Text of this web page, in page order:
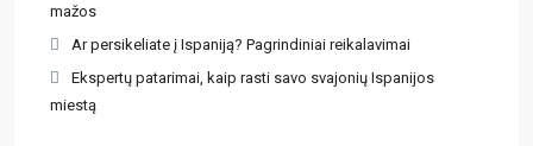
mažos
Ar persikeliate į Ispaniją? Pagrindiniai reikalavimai
Ekspertų patarimai, kaip rasti savo svajonių Ispanijos
miestą